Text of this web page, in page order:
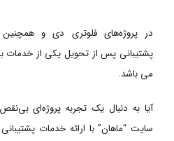
در پروژه‌های فلوتری دی و همچنین
پشتیبانی پس از تحویل یکی از خدمات
می باشد.
آیا به دنبال یک تجربه پروژه‌ای
سایت “ماهان” با ارائه خدمات